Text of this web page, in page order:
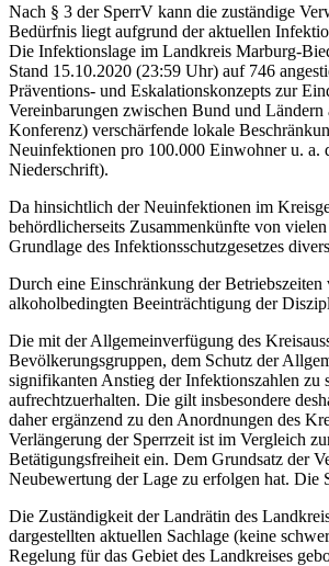
Nach § 3 der SperrV kann die zuständige
Bedürfnis liegt aufgrund der aktuellen
Die Infektionslage im Landkreis Marburg-
Stand 15.10.2020 (23:59 Uhr) auf 746
Präventions- und Eskalationskonzepts zur
Vereinbarungen zwischen Bund und
Konferenz) verschärfende lokale
Neuinfektionen pro 100.000 Einwohner u. a.
Niederschrift).
Da hinsichtlich der Neuinfektionen im
behördlicherseits Zusammenkünfte von
Grundlage des Infektionsschutzgesetzes
Durch eine Einschränkung der
alkoholbedingten Beeinträchtigung der
Die mit der Allgemeinverfügung des
Bevölkerungsgruppen, dem Schutz der
signifikanten Anstieg der Infektionszahlen zu
aufrechtzuerhalten. Die gilt insbesondere
daher ergänzend zu den Anordnungen des
Verlängerung der Sperrzeit ist im Vergleich
Betätigungsfreiheit ein. Dem Grundsatz der
Neubewertung der Lage zu erfolgen hat. Die
Die Zuständigkeit der Landrätin des
dargestellten aktuellen Sachlage (keine
Regelung für das Gebiet des Landkreises